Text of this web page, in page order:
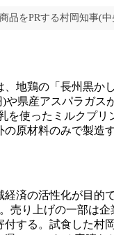
品をPRする村岡知事(中
地鶏の「長州黒か
や県産アスパラガス
を使ったミルクプリ
原材料のみで製造す
済の活性化が目的
売り上げの一部は
付する。試食した村